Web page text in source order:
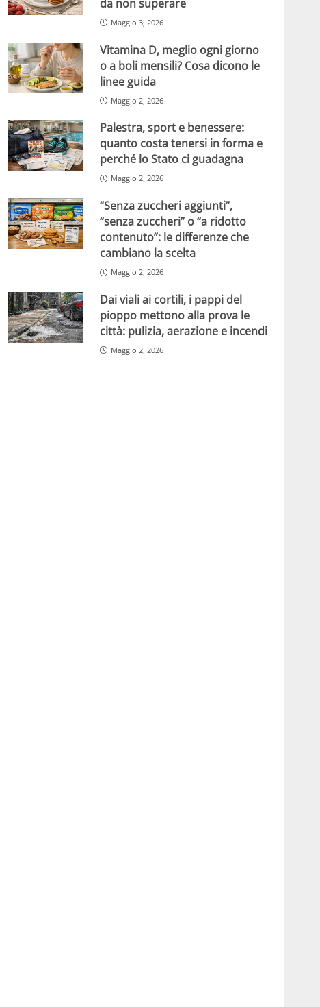
da non superare
Maggio 3, 2026
Vitamina D, meglio ogni giorno
o a boli mensili? Cosa dicono le
linee guida
Maggio 2, 2026
Palestra, sport e benessere:
quanto costa tenersi in forma e
perché lo Stato ci guadagna
Maggio 2, 2026
“Senza zuccheri aggiunti”,
“senza zuccheri” o “a ridotto
contenuto”: le differenze che
cambiano la scelta
Maggio 2, 2026
Dai viali ai cortili, i pappi del
pioppo mettono alla prova le
città: pulizia, aerazione e incendi
Maggio 2, 2026